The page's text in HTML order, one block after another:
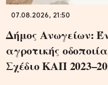
07.08.2026, 21:50
Δήμος Ανωγείων:
αγροτικής
Σχέδιο ΚΑΠ